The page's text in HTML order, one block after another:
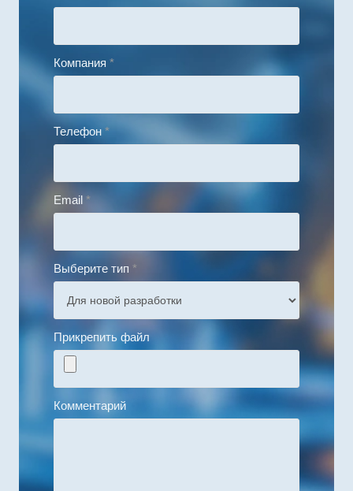
Компания *
Телефон *
Email *
Выберите тип *
Прикрепить файл
Комментарий